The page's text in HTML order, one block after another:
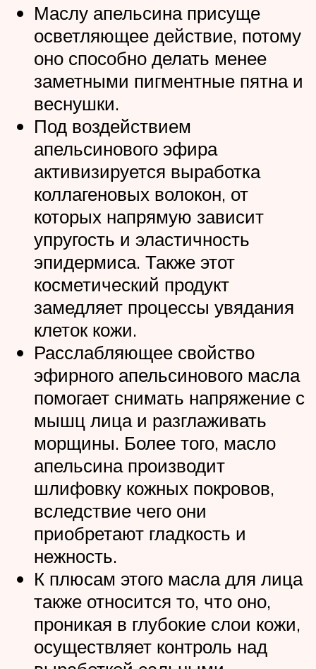
Маслу апельсина присуще
осветляющее действие, потому
оно способно делать менее
заметными пигментные пятна и
веснушки.
Под воздействием
апельсинового эфира
активизируется выработка
коллагеновых волокон, от
которых напрямую зависит
упругость и эластичность
эпидермиса. Также этот
косметический продукт
замедляет процессы увядания
клеток кожи.
Расслабляющее свойство
эфирного апельсинового масла
помогает снимать напряжение с
мышц лица и разглаживать
морщины. Более того, масло
апельсина производит
шлифовку кожных покровов,
вследствие чего они
приобретают гладкость и
нежность.
К плюсам этого масла для лица
также относится то, что оно,
проникая в глубокие слои кожи,
осуществляет контроль над